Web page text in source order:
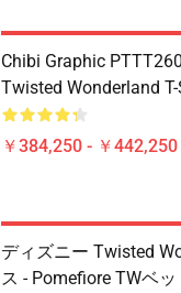
Chibi Graphic
Twisted Wonderland
￥384,250 - ￥442,250
ディズニー Twisted
ス - Pomefiore TWベ